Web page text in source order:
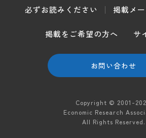
必ずお読みください 掲載メ
掲載をご希望の方へ サ
お問い合わせ
Copyright © 2001-
Economic Research
All Rights Reserved.